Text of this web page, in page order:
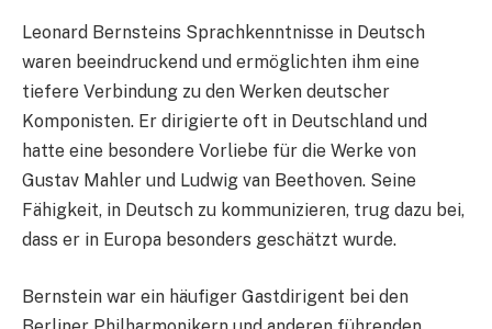
Leonard Bernsteins Sprachkenntnisse in Deutsch
waren beeindruckend und ermöglichten ihm eine
tiefere Verbindung zu den Werken deutscher
Komponisten. Er dirigierte oft in Deutschland und
hatte eine besondere Vorliebe für die Werke von
Gustav Mahler und Ludwig van Beethoven. Seine
Fähigkeit, in Deutsch zu kommunizieren, trug dazu bei,
dass er in Europa besonders geschätzt wurde.
Bernstein war ein häufiger Gastdirigent bei den